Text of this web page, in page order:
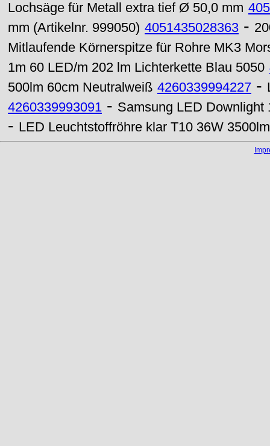
Lochsäge für Metall extra tief Ø 50,0 mm
mm (Artikelnr. 999050) 4051435028363 -
Mitlaufende Körnerspitze für Rohre MK3
1m 60 LED/m 202 lm Lichterkette Blau 5050
500lm 60cm Neutralweiß 4260339994227 -
4260339993091 - Samsung LED
- LED Leuchtstoffröhre klar T10 36W